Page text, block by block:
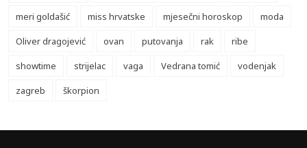
meri goldašić
miss hrvatske mjesečni horoskop
moda
Oliver dragojević
ovan putovanja rak
ribe
showtime
strijelac vaga Vedrana tomić
vodenjak
zagreb
škorpion